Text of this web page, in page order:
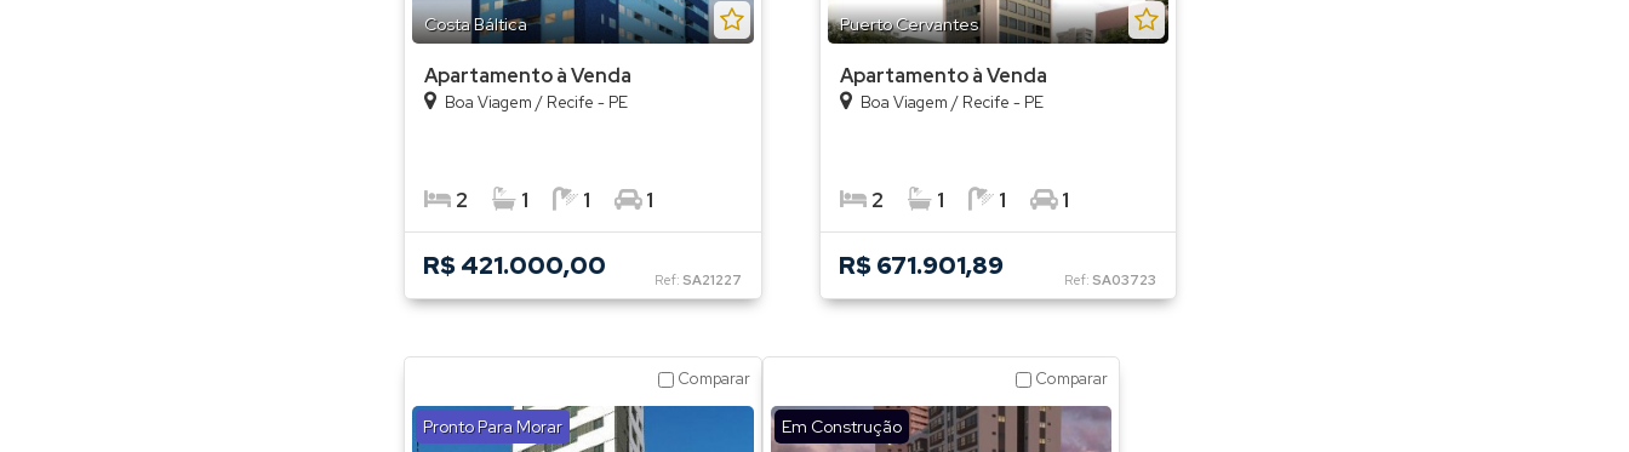
Costa Báltica
Apartamento à Venda
Boa Viagem / Recife - PE
Ref: SA21227
R$ 421.000,00
2 1 1 1
Puerto Cervantes
Apartamento à Venda
Boa Viagem / Recife - PE
Ref:SA03723
R$ 671.901,89
2 1 1 1
Comparar
Pronto Para Morar
Comparar
Em Construção